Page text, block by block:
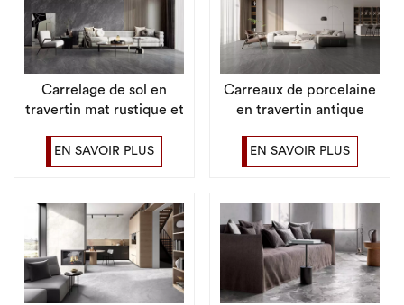
Carrelage de sol en
travertin mat rustique et
texture douce et
élégante
EN SAVOIR PLUS
Carreaux de porcelaine
en travertin antique
zones à fort trafic
EN SAVOIR PLUS